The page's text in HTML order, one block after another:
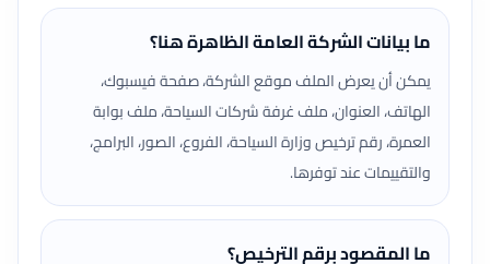
ما بيانات الشركة العامة الظاهرة هنا؟
يمكن أن يعرض الملف موقع الشركة، صفحة فيسبوك،
الهاتف، العنوان، ملف غرفة شركات السياحة، ملف بوابة
العمرة، رقم ترخيص وزارة السياحة، الفروع، الصور، البرامج،
والتقييمات عند توفرها.
ما المقصود برقم الترخيص؟